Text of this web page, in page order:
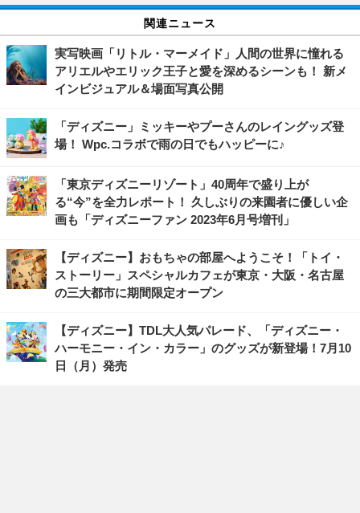
関連ニュース
実写映画「リトル・マーメイド」人間の世界に憧れる
アリエルやエリック王子と愛を深めるシーンも！ 新メ
インビジュアル＆場面写真公開
「ディズニー」ミッキーやプーさんのレイングッズ登
場！ Wpc.コラボで雨の日でもハッピーに♪
「東京ディズニーリゾート」40周年で盛り上が
る“今”を全力レポート！ 久しぶりの来園者に優しい企
画も「ディズニーファン 2023年6月号増刊」
【ディズニー】おもちゃの部屋へようこそ！「トイ・
ストーリー」スペシャルカフェが東京・大阪・名古屋
の三大都市に期間限定オープン
【ディズニー】TDL大人気パレード、「ディズニー・
ハーモニー・イン・カラー」のグッズが新登場！7月10
日（月）発売